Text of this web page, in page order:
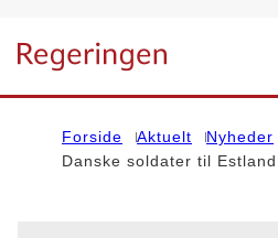
Gå til forsiden
Forside Aktuelt Nyheder
Danske soldater til